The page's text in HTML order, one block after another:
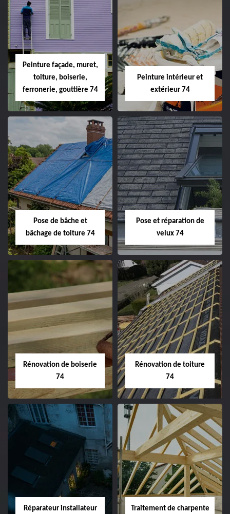
Peinture façade, muret,
toiture, boiserie,
ferronerie, gouttière 74
Peinture intérieur et
extérieur 74
Pose de bâche et
bâchage de toiture 74
Pose et réparation de
velux 74
Rénovation de boiserie
74
Rénovation de toiture
74
Réparateur installateur
Traitement de charpente